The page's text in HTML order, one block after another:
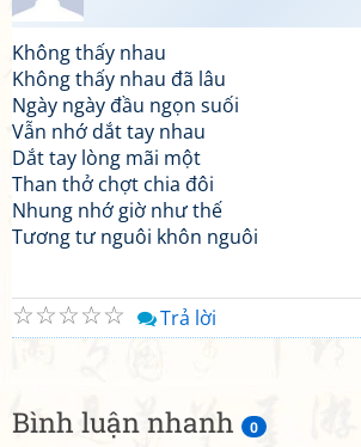
Bình luận nhanh 0
Không thấy nhau
Không thấy nhau đã lâu
Ngày ngày đầu ngọn suối
Vẫn nhớ dắt tay nhau
Dắt tay lòng mãi một
Than thở chợt chia đôi
Nhung nhớ giờ như thế
Tương tư nguôi khôn nguôi
☆
☆
☆
☆
☆ Trả lời